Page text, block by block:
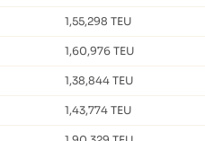
1,55,298 TEU
1,60,976 TEU
1,38,844 TEU
1,43,774 TEU